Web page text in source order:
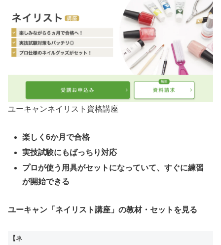
ユーキャンネイリスト資格講座
楽しく6か月で合格
実技試験にもばっちり対応
プロが使う用具がセットになっていて、すぐに練習
が開始できる
ユーキャン「ネイリスト講座」の教材・セットを見る
【ネ